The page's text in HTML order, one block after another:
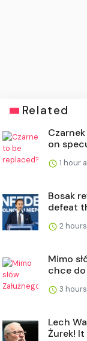
Related
on
1 hour
Bosak
defeat
2
Mimo
chce do
3
Lech
Żurek! It